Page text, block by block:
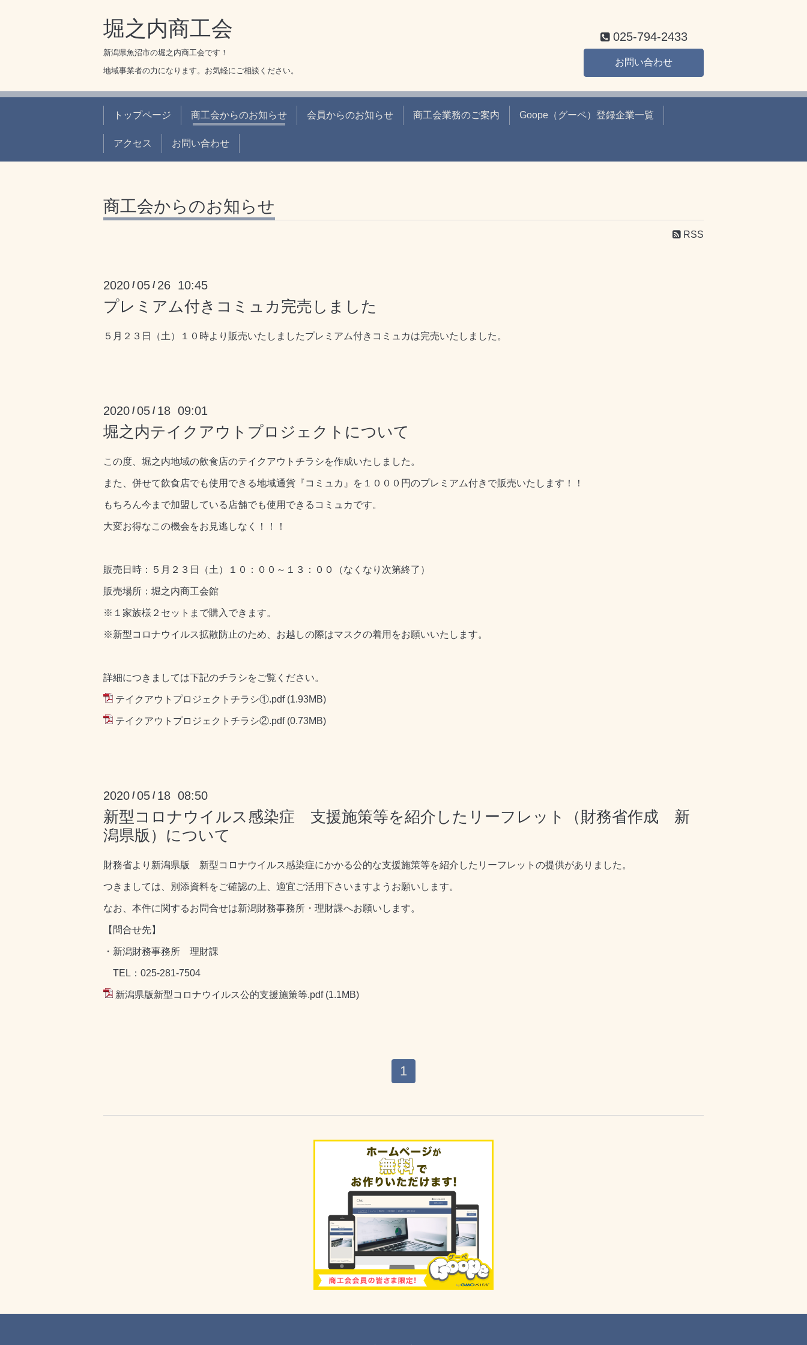
堀之内商工会
新潟県魚沼市の堀之内商工会です！
地域事業者の力になります。お気軽にご相談ください。
025-794-2433
お問い合わせ
トップページ 商工会からのお知らせ 会員からのお知らせ 商工会業務のご案内 Goope（グーペ）登録企業一覧
アクセス お問い合わせ
商工会からのお知らせ
RSS
2020 /05 / 26 10:45
プレミアム付きコミュカ完売しました
５月２３日（土）１０時より販売いたしましたプレミアム付きコミュカは完売いたしました。
2020 /05 / 18 09:01
堀之内テイクアウトプロジェクトについて
この度、堀之内地域の飲食店のテイクアウトチラシを作成いたしました。
また、併せて飲食店でも使用できる地域通貨『コミュカ』を１０００円のプレミアム付きで販売いたします！！
もちろん今まで加盟している店舗でも使用できるコミュカです。
大変お得なこの機会をお見逃しなく！！！
販売日時：５月２３日（土）１０：００～１３：００（なくなり次第終了）
販売場所：堀之内商工会館
※１家族様２セットまで購入できます。
※新型コロナウイルス拡散防止のため、お越しの際はマスクの着用をお願いいたします。
詳細につきましては下記のチラシをご覧ください。
テイクアウトプロジェクトチラシ①.pdf (1.93MB)
テイクアウトプロジェクトチラシ②.pdf (0.73MB)
2020 /05 / 18 08:50
新型コロナウイルス感染症 支援施策等を紹介したリーフレット（財務省作成 新
潟県版）について
財務省より新潟県版 新型コロナウイルス感染症にかかる公的な支援施策等を紹介したリーフレットの提供がありました。
つきましては、別添資料をご確認の上、適宜ご活用下さいますようお願いします。
なお、本件に関するお問合せは新潟財務事務所・理財課へお願いします。
【問合せ先】
・新潟財務事務所 理財課
TEL：025-281-7504
新潟県版新型コロナウイルス公的支援施策等.pdf (1.1MB)
1